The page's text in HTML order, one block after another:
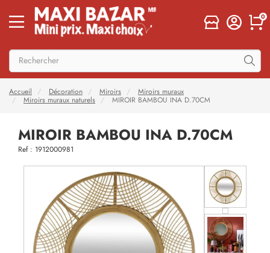
0
Accueil Décoration Miroirs
Miroirs muraux
Miroirs muraux naturels
MIROIR BAMBOU INA D.70CM
MIROIR BAMBOU INA D.70CM
Ref : 1912000981